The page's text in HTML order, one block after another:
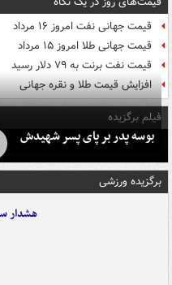
قیمت جهانی نفت امروز ۱۶ مرداد
قیمت جهانی طلا امروز ۱۵ مرداد
قیمت نفت برنت به ۷۹ دلار رسید
افزایش قیمت طلا و نقره جهانی
فیلم برگزیده
بوسه‌ پدر بر پای پسر شهیدش
برگزیده ورزشی
هشدار